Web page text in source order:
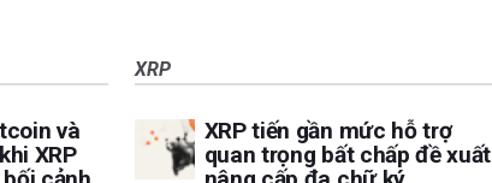
và
XRP
XRP
XRP tiến gần mức hỗ trợ
quan trọng bất chấp đề xuất